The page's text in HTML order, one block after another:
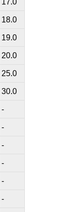
17.0
18.0
19.0
20.0
25.0
30.0
-
-
-
-
-
-